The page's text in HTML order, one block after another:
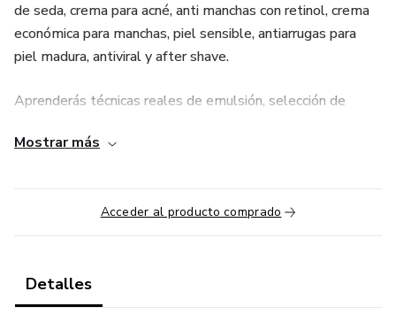
de seda, crema para acné, anti manchas con retinol, crema
económica para manchas, piel sensible, antiarrugas para
piel madura, antiviral y after shave.
Aprenderás técnicas reales de emulsión, selección de
para emprendedoras, esteticistas o quienes desean crear
técnicas y acceso de por vida.
Mostrar más
Acceder al producto comprado
Detalles